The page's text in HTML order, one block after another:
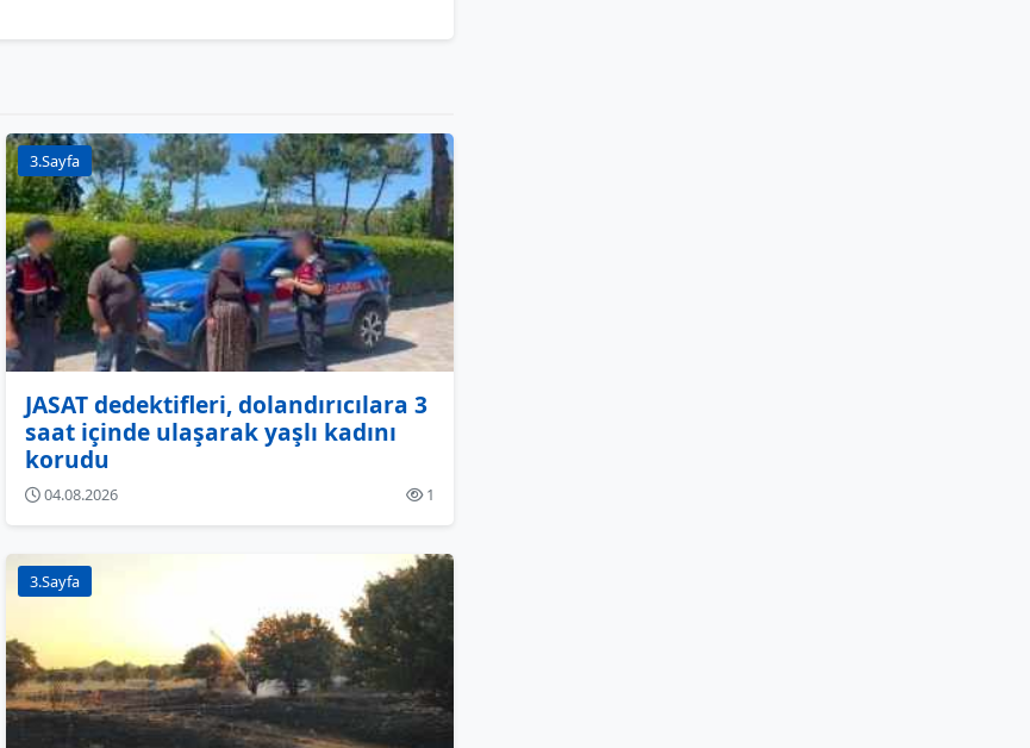
3.Sayfa
JASAT dedektifleri, dolandırıcılara 3
saat içinde ulaşarak yaşlı kadını
korudu
04.08.2026 1
3.Sayfa